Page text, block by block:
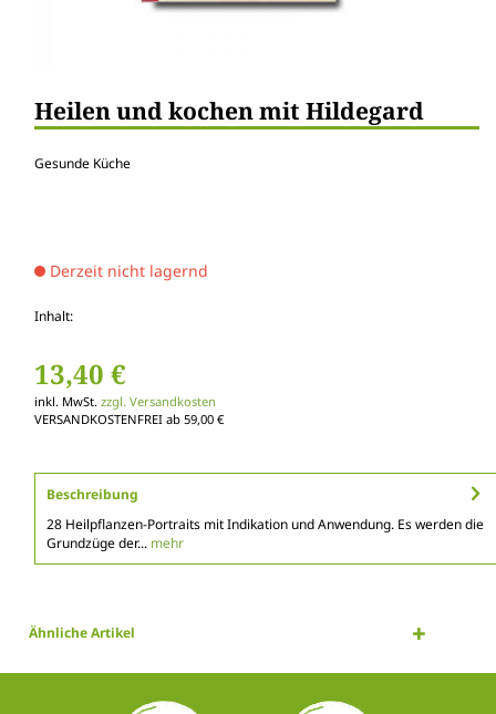
Heilen und kochen mit Hildegard
Gesunde Küche
Derzeit nicht lagernd
Inhalt:
13,40 €
inkl. MwSt. zzgl. Versandkosten
VERSANDKOSTENFREI ab 59,00 €
Beschreibung
28 Heilpflanzen-Portraits mit Indikation und Anwendung. Es werden die
Grundzüge der... mehr
Ähnliche Artikel